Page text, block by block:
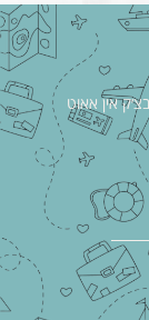
אין אאוט